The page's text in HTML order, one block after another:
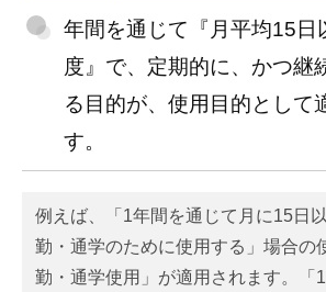
年間を通じて『月平均15日
度』で、定期的に、かつ継
る目的が、使用目的として
す。
例えば、「1年間を通じて月に15日
勤・通学のために使用する」場合の
勤・通学使用」が適用されます。「